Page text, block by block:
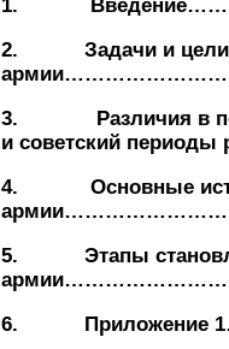
1.
2. Задачи и
3.
Различия в
и советский
4. Основные
5. Этапы
6.